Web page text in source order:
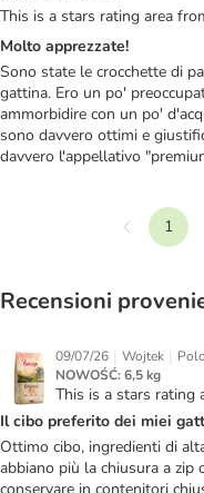
This is a stars rating area
Molto apprezzate!
Sono state le crocchette di
gattina. Ero un po'
ammorbidire con un po'
sono davvero ottimi e
davvero l'appellativo
Precedente
1
Recensioni
09/07/26 | Wojtek |
NOWOŚĆ: 6,5 kg
This is a stars rating
Il cibo preferito dei miei
Ottimo cibo, ingredienti di
abbiano più la chiusura a zip